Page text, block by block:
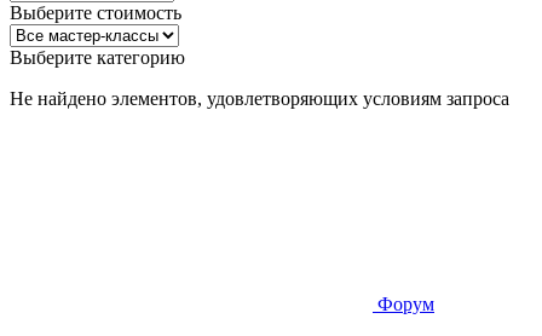
Выберите стоимость
Выберите категорию
Не найдено элементов, удовлетворяющих условиям запроса
Форум